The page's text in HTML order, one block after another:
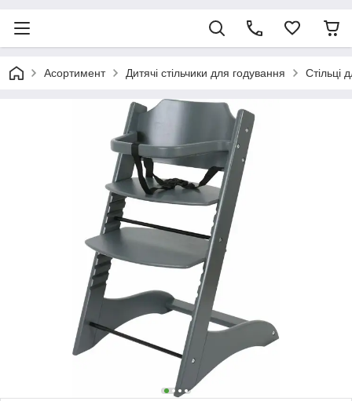
Асортимент Дитячі стільчики для годування Стільці